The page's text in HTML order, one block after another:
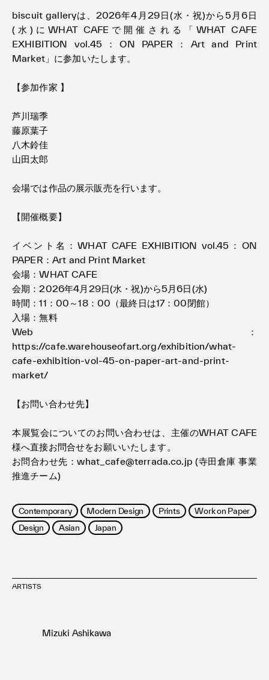
biscuit galleryは、2026年4月29日(水・祝)から5月6日
(水)にWHAT CAFEで開催される「WHAT CAFE
EXHIBITION vol.45：ON PAPER：Art and Print
Market」に参加いたします。
【参加作家 】
芦川瑞季
藤原葉子
八木鈴佳
山田太郎
会場では作品の展示販売を行います。
【開催概要】
イベント名：WHAT CAFE EXHIBITION vol.45：ON
PAPER：Art and Print Market
会場：WHAT CAFE
会期：2026年4月29日(水・祝)から5月6日(水)
時間：11：00～18：00（最終日は17：00閉館）
入場：無料
Web：
https://cafe.warehouseofart.org/exhibition/what-
cafe-exhibition-vol-45-on-paper-art-and-print-
market/
【お問い合わせ先】
本展覧会についてのお問い合わせは、主催のWHAT CAFE
様へ直接お問合せをお願いいたします。
お問合わせ先：what_cafe@terrada.co.jp (寺田倉庫 事業
推進チーム)
Contemporary Modern Design Prints
Work on Paper
Design
Asian Japan
ARTISTS
Mizuki Ashikawa